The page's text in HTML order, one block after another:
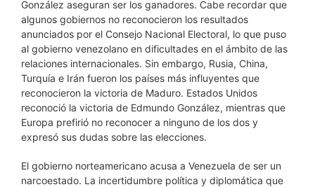
González aseguran ser los ganadores. Cabe recordar que
algunos gobiernos no reconocieron los resultados
anunciados por el Consejo Nacional Electoral, lo que puso
al gobierno venezolano en dificultades en el ámbito de las
relaciones internacionales. Sin embargo, Rusia, China,
Turquía e Irán fueron los países más influyentes que
reconocieron la victoria de Maduro. Estados Unidos
reconoció la victoria de Edmundo González, mientras que
Europa prefirió no reconocer a ninguno de los dos y
expresó sus dudas sobre las elecciones.
El gobierno norteamericano acusa a Venezuela de ser un
narcoestado. La incertidumbre política y diplomática que